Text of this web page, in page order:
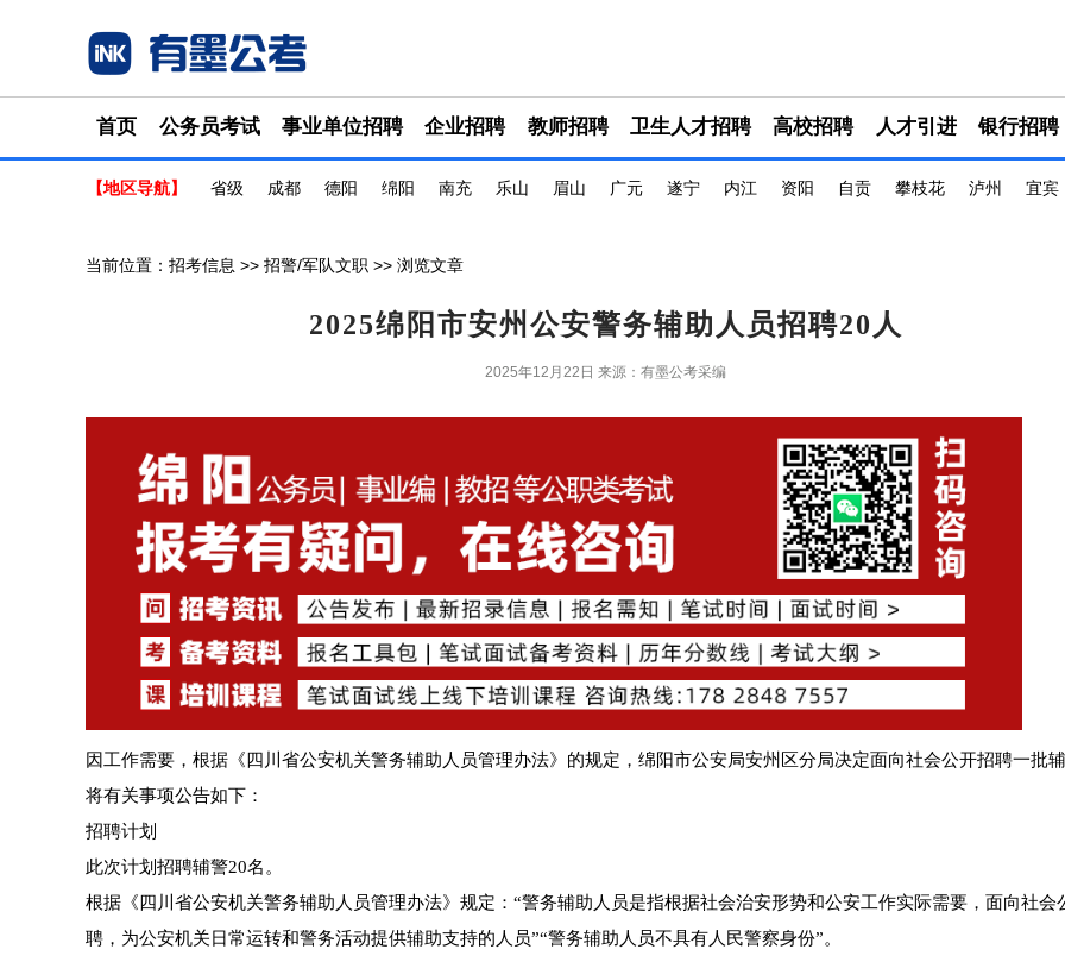
首页 公务员考试 事业单位招聘 企业招聘 教师招聘 卫生人才招聘 高校招聘 人才引进 银行招聘
【地区导航】 省级 成都 德阳 绵阳 南充 乐山 眉山 广元 遂宁 内江 资阳 自贡 攀枝花 泸州 宜宾
当前位置： 招考信息 >> 招警/军队文职 >> 浏览文章
2025绵阳市安州公安警务辅助人员招聘20人
2025年12月22日 来源：有墨公考采编
因工作需要，根据《四川省公安机关警务辅助人员管理办法》的规定，绵阳市公安局安州区分局决定面向社会公开招聘一批
将有关事项公告如下：
招聘计划
此次计划招聘辅警20名。
根据《四川省公安机关警务辅助人员管理办法》规定：“警务辅助人员是指根据社会治安形势和公安工作实际需要，面向社会
聘，为公安机关日常运转和警务活动提供辅助支持的人员”“警务辅助人员不具有人民警察身份”。